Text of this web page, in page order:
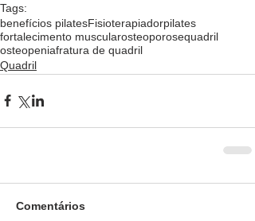
Tags:
benefícios pilatesFisioterapiadorpilates
fortalecimento muscularosteoporosequadril
osteopeniafratura de quadril
Quadril
Comentários